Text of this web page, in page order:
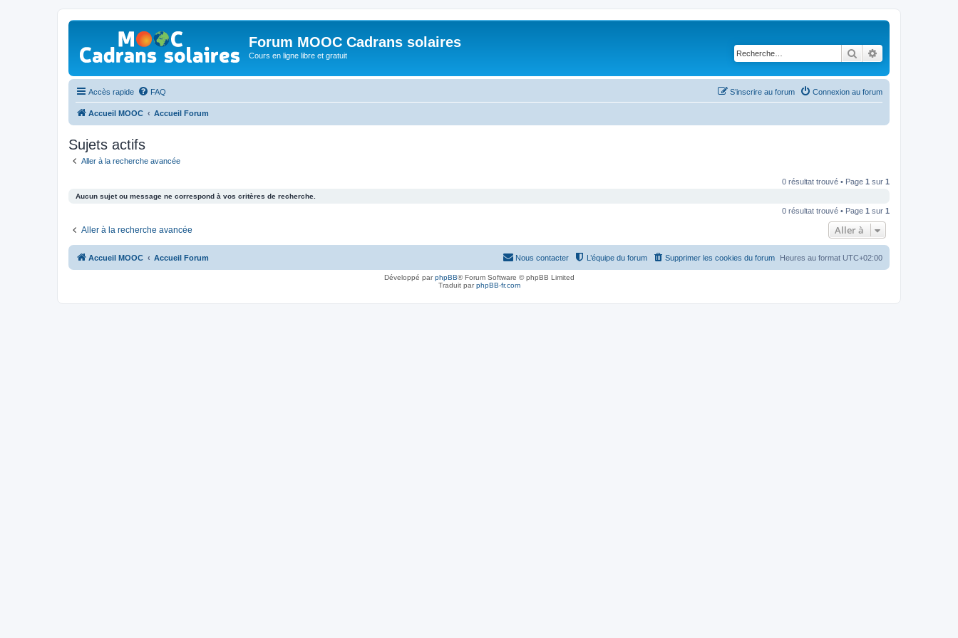
Forum MOOC Cadrans solaires
Cours en ligne libre et gratuit Rechercher
Accès rapide FAQ Connexion au forum
S’inscrire au forum
Accueil MOOC Accueil Forum
Sujets actifs
Aller à la recherche avancée
0 résultat trouvé • Page 1 sur 1
Aucun sujet ou message ne correspond à vos critères de recherche.
0 résultat trouvé • Page 1 sur 1
Aller à la recherche avancée Aller à
Accueil MOOC Accueil Forum Heures au format UTC+02:00
Supprimer les cookies du forum
L’équipe du forum
Nous contacter
Développé parphpBB® Forum Software © phpBB Limited
Traduit parphpBB-fr.com